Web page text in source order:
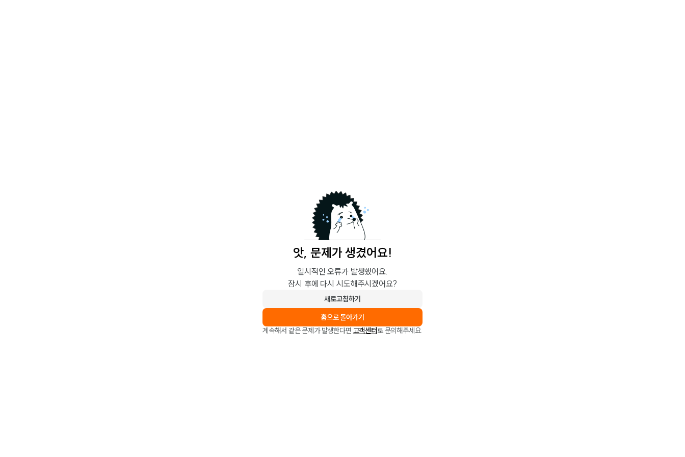
앗, 문제가 생겼어요!
일시적인 오류가 발생했어요.
잠시 후에 다시 시도해주시겠어요?
새로고침하기
홈으로 돌아가기
계속해서 같은 문제가 발생한다면 고객센터로 문의해주세요.